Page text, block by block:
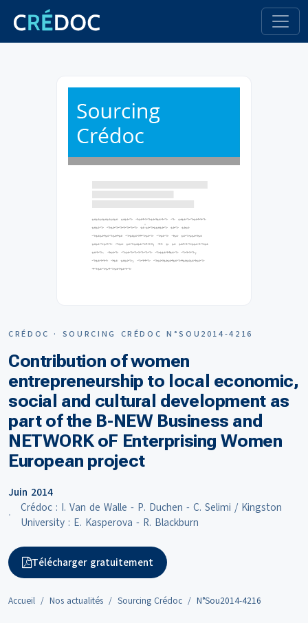
CRÉDOC · SOURCING CRÉDOC N°SOU2014-4216
Contribution of women
entrepreneurship to local economic,
social and cultural development as
part of the B-NEW Business and
NETWORK oF Enterprising Women
European project
Juin 2014
Crédoc : I. Van de Walle - P. Duchen - C. Selimi / Kingston
University : E. Kasperova - R. Blackburn
Télécharger gratuitement
Accueil Nos actualités Sourcing Crédoc N°Sou2014-4216